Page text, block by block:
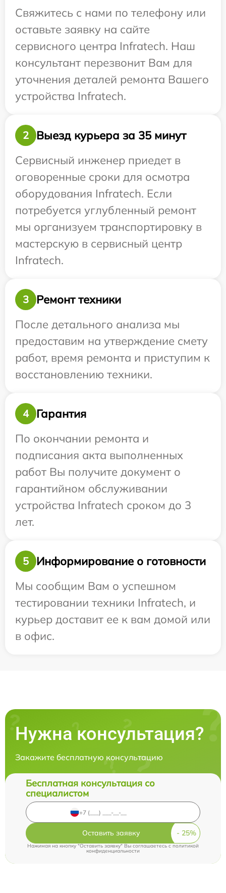
Свяжитесь с нами по телефону или
оставьте заявку на сайте
сервисного центра Infratech. Наш
консультант перезвонит Вам для
уточнения деталей ремонта Вашего
устройства Infratech.
2
Выезд курьера за 35 минут
Сервисный инженер приедет в
оговоренные сроки для осмотра
оборудования Infratech. Если
потребуется углубленный ремонт
мы организуем транспортировку в
мастерскую в сервисный центр
Infratech.
3
Ремонт техники
После детального анализа мы
предоставим на утверждение смету
работ, время ремонта и приступим к
восстановлению техники.
4
Гарантия
По окончании ремонта и
подписания акта выполненных
работ Вы получите документ о
гарантийном обслуживании
устройства Infratech сроком до 3
лет.
5
Информирование о готовности
Мы сообщим Вам о успешном
тестировании техники Infratech, и
курьер доставит ее к вам домой или
в офис.
Нужна консультация?
Закажите бесплатную консультацию
Бесплатная консультация со
специалистом
Оставить заявку
Нажимая на кнопку "Оставить заявку" Вы соглашаетесь c политикой
конфиденциальности